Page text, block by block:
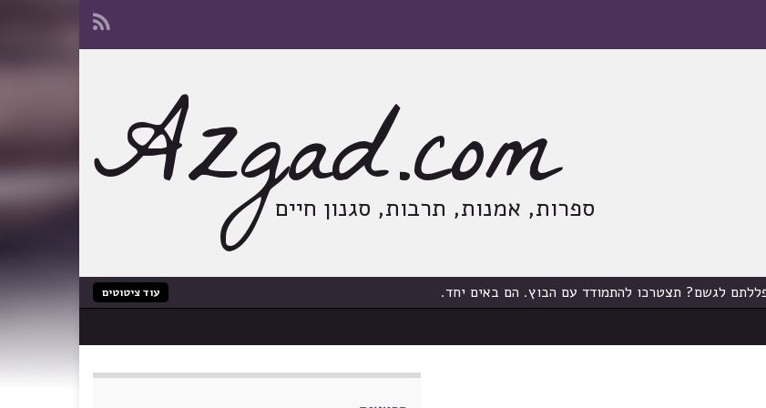
Azgad.com
ספרות, אמנות, תרבות, סגנון חיים
לגשם? תצטרכו להתמודד עם הבוץ. הם באים יחד. עוד ציטוטים